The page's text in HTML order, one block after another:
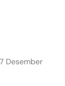
Desember